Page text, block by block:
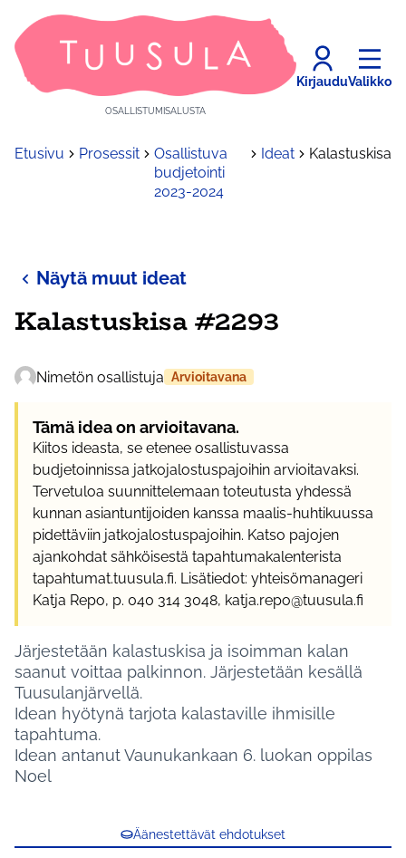
OSALLISTUMISALUSTA
KirjauduValikko
Etusivu Prosessit
Osallistuva
budjetointi
2023-2024
Ideat Kalastuskisa
Näytä muut ideat
Kalastuskisa #2293
Nimetön osallistuja Arvioitavana
Tämä idea on arvioitavana.
Kiitos ideasta, se etenee osallistuvassa
budjetoinnissa jatkojalostuspajoihin arvioitavaksi.
Tervetuloa suunnittelemaan toteutusta yhdessä
kunnan asiantuntijoiden kanssa maalis-huhtikuussa
pidettäviin jatkojalostuspajoihin. Katso pajojen
ajankohdat sähköisestä tapahtumakalenterista
tapahtumat.tuusula.fi. Lisätiedot: yhteisömanageri
Katja Repo, p. 040 314 3048, katja.repo@tuusula.fi
Järjestetään kalastuskisa ja isoimman kalan
saanut voittaa palkinnon. Järjestetään kesällä
Tuusulanjärvellä.
Idean hyötynä tarjota kalastaville ihmisille
tapahtuma.
Idean antanut Vaunukankaan 6. luokan oppilas
Noel
Äänestettävät ehdotukset